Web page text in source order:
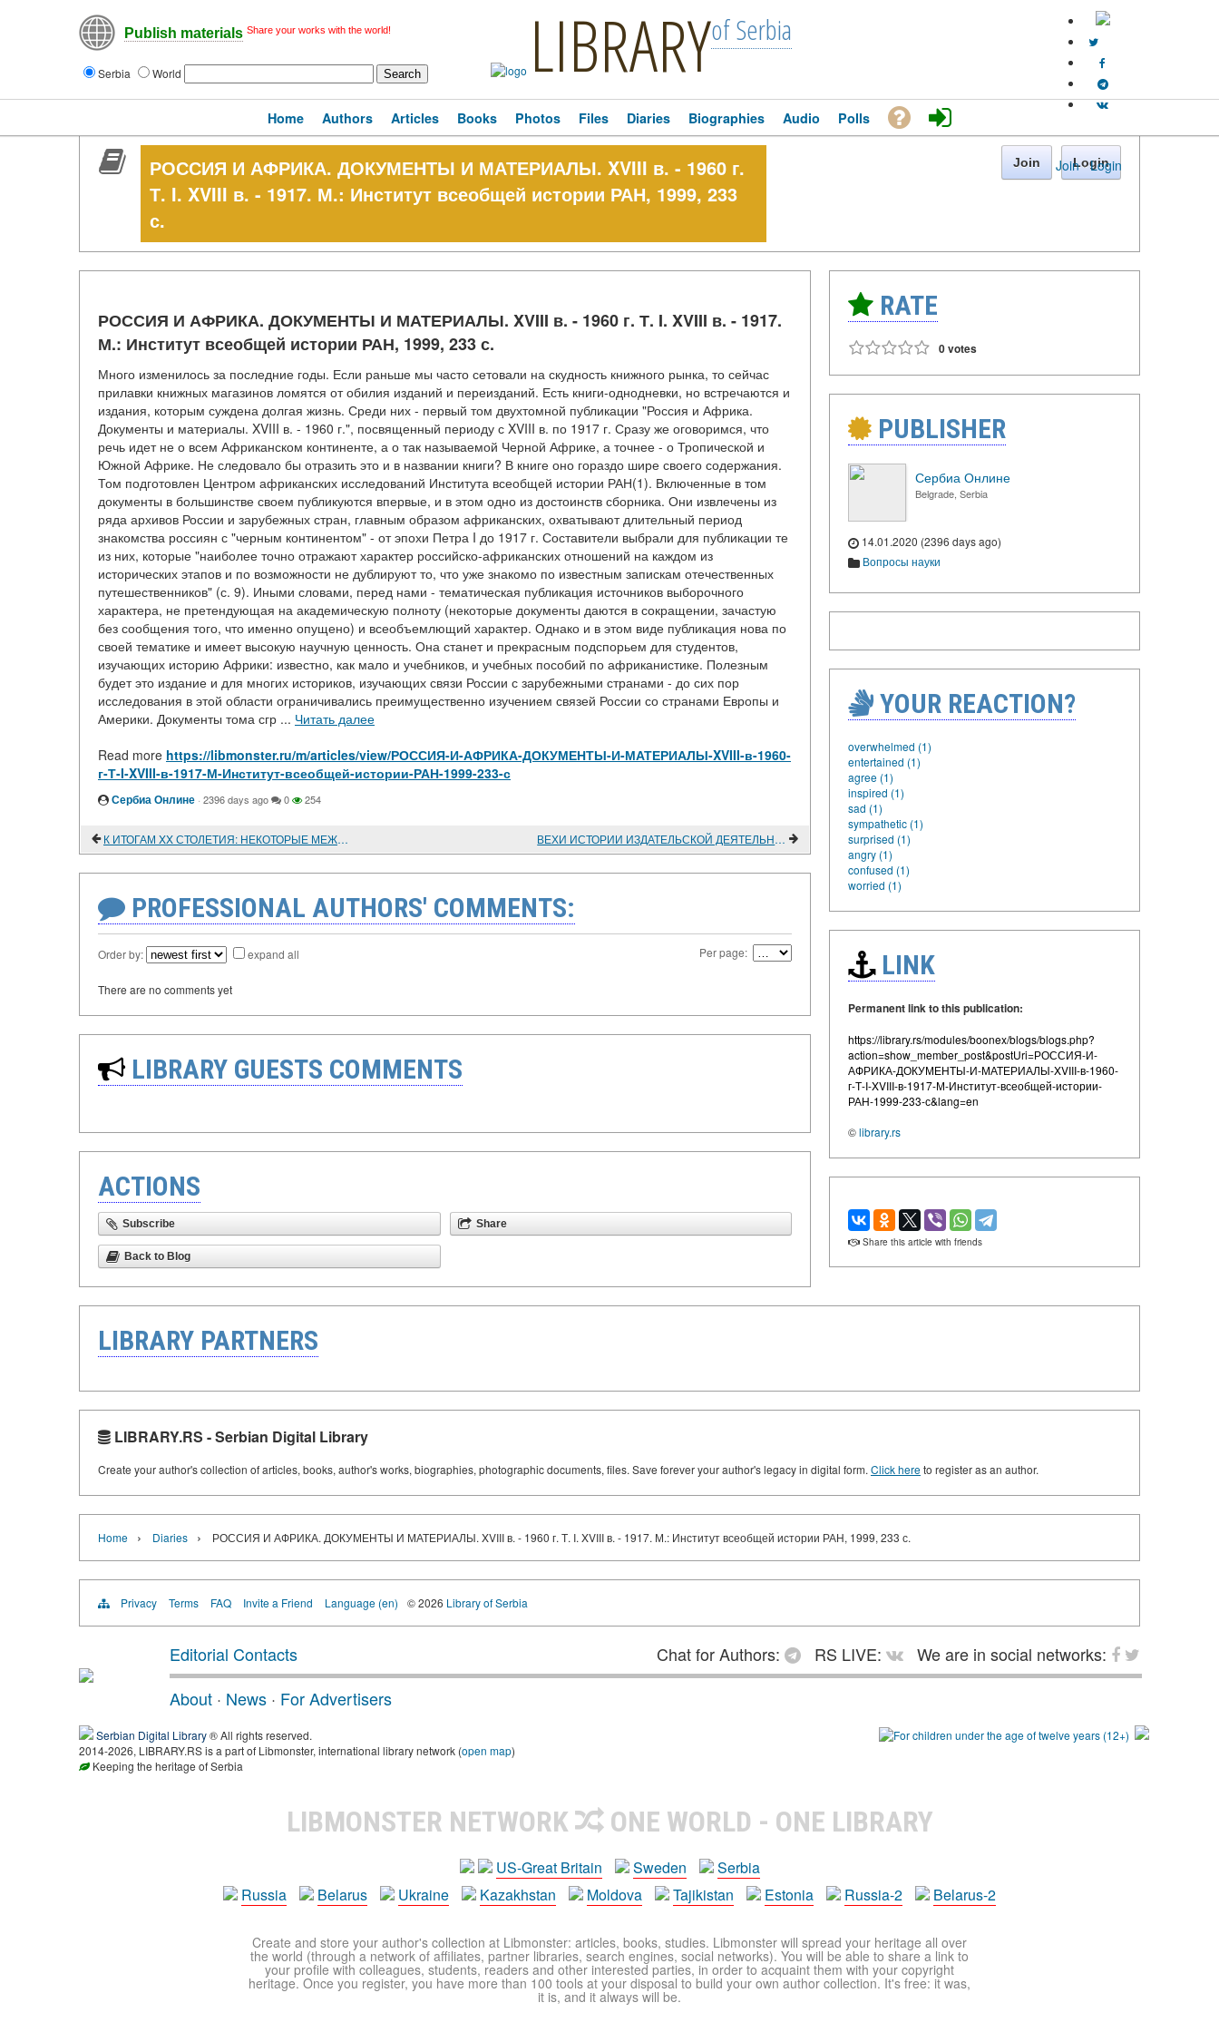
Publish materials Share your works with the world!
Serbia World LIBRARYof Serbia
Join · Login
Home Authors Articles Books Photos Files Diaries Biographies Audio Polls
РОССИЯ И АФРИКА. ДОКУМЕНТЫ И МАТЕРИАЛЫ. XVIII в. - 1960 г.
Т. I. XVIII в. - 1917. М.: Институт всеобщей истории РАН, 1999, 233
с.
Join Login
РОССИЯ И АФРИКА. ДОКУМЕНТЫ И МАТЕРИАЛЫ. XVIII в. - 1960 г. Т. I. XVIII в. - 1917.
М.: Институт всеобщей истории РАН, 1999, 233 с.
Много изменилось за последние годы. Если раньше мы часто сетовали на скудность книжного рынка, то сейчас
прилавки книжных магазинов ломятся от обилия изданий и переизданий. Есть книги-однодневки, но встречаются и
издания, которым суждена долгая жизнь. Среди них - первый том двухтомной публикации "Россия и Африка.
Документы и материалы. XVIII в. - 1960 г.", посвященный периоду с XVIII в. по 1917 г. Сразу же оговоримся, что
речь идет не о всем Африканском континенте, а о так называемой Черной Африке, а точнее - о Тропической и
Южной Африке. Не следовало бы отразить это и в названии книги? В книге оно гораздо шире своего содержания.
Том подготовлен Центром африканских исследований Института всеобщей истории РАН(1). Включенные в том
документы в большинстве своем публикуются впервые, и в этом одно из достоинств сборника. Они извлечены из
ряда архивов России и зарубежных стран, главным образом африканских, охватывают длительный период
знакомства россиян с "черным континентом" - от эпохи Петра I до 1917 г. Составители выбрали для публикации те
из них, которые "наиболее точно отражают характер российско-африканских отношений на каждом из
исторических этапов и по возможности не дублируют то, что уже знакомо по известным запискам отечественных
путешественников" (с. 9). Иными словами, перед нами - тематическая публикация источников выборочного
характера, не претендующая на академическую полноту (некоторые документы даются в сокращении, зачастую
без сообщения того, что именно опущено) и всеобъемлющий характер. Однако и в этом виде публикация нова по
своей тематике и имеет высокую научную ценность. Она станет и прекрасным подспорьем для студентов,
изучающих историю Африки: известно, как мало и учебников, и учебных пособий по африканистике. Полезным
будет это издание и для многих историков, изучающих связи России с зарубежными странами - до сих пор
исследования в этой области ограничивались преимущественно изучением связей России со странами Европы и
Америки. Документы тома сгр ... Читать далее
Read more https://libmonster.ru/m/articles/view/РОССИЯ-И-АФРИКА-ДОКУМЕНТЫ-И-МАТЕРИАЛЫ-XVIII-в-1960-
г-Т-I-XVIII-в-1917-М-Институт-всеобщей-истории-РАН-1999-233-с
Сербиа Онлине · 2396 days ago 0 254
К ИТОГАМ XX СТОЛЕТИЯ: НЕКОТОРЫЕ МЕЖДУНАРОДНЫЕ АСПЕКТЫ ВЕХИ ИСТОРИИ ИЗДАТЕЛЬСКОЙ ДЕЯТЕЛЬНОСТИ АКАДЕМИИ НАУК
PROFESSIONAL AUTHORS' COMMENTS:
Order by: expand all Per page:
There are no comments yet
LIBRARY GUESTS COMMENTS
ACTIONS
Subscribe Share
Back to Blog
RATE
0 votes
PUBLISHER
Сербиа Онлине
Belgrade, Serbia
14.01.2020 (2396 days ago)
Вопросы науки
YOUR REACTION?
overwhelmed (1)
entertained (1)
agree (1)
inspired (1)
sad (1)
sympathetic (1)
surprised (1)
angry (1)
confused (1)
worried (1)
LINK
Permanent link to this publication:
https://library.rs/modules/boonex/blogs/blogs.php?
action=show_member_post&postUri=РОССИЯ-И-
АФРИКА-ДОКУМЕНТЫ-И-МАТЕРИАЛЫ-XVIII-в-1960-
г-Т-I-XVIII-в-1917-М-Институт-всеобщей-истории-
РАН-1999-233-с&lang=en
©library.rs
Share this article with friends
LIBRARY PARTNERS
LIBRARY.RS - Serbian Digital Library
Create your author's collection of articles, books, author's works, biographies, photographic documents, files. Save forever your author's legacy in digital form. Click hereto register as an author.
Home › Diaries › РОССИЯ И АФРИКА. ДОКУМЕНТЫ И МАТЕРИАЛЫ. XVIII в. - 1960 г. Т. I. XVIII в. - 1917. М.: Институт всеобщей истории РАН, 1999, 233 с.
Privacy Terms FAQ Invite a Friend Language (en) © 2026 Library of Serbia
Editorial Contacts Chat for Authors: RS LIVE:
We are in social networks:
About · News · For Advertisers
Serbian Digital Library® All rights reserved.
2014-2026, LIBRARY.RS is a part of Libmonster, international library network (open map)
Keeping the heritage of Serbia
LIBMONSTER NETWORK ONE WORLD - ONE LIBRARY
US-Great Britain Sweden
Serbia
Russia
Belarus Ukraine Kazakhstan Moldova Tajikistan Estonia Russia-2 Belarus-2
Create and store your author's collection at Libmonster: articles, books, studies. Libmonster will spread your heritage all over
the world (through a network of affiliates, partner libraries, search engines, social networks). You will be able to share a link to
your profile with colleagues, students, readers and other interested parties, in order to acquaint them with your copyright
heritage. Once you register, you have more than 100 tools at your disposal to build your own author collection. It's free: it was,
it is, and it always will be.